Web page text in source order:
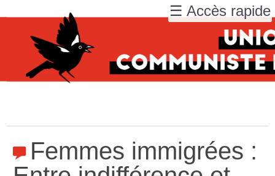
Femmes immigrées :
☰ Accès rapide